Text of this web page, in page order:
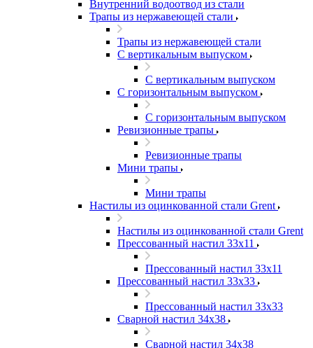
Внутренний водоотвод из стали
Трапы из нержавеющей стали
Трапы из нержавеющей стали
С вертикальным выпуском
С вертикальным выпуском
С горизонтальным выпуском
С горизонтальным выпуском
Ревизионные трапы
Ревизионные трапы
Мини трапы
Мини трапы
Настилы из оцинкованной стали Grent
Настилы из оцинкованной стали Grent
Прессованный настил 33x11
Прессованный настил 33x11
Прессованный настил 33x33
Прессованный настил 33x33
Сварной настил 34x38
Сварной настил 34x38